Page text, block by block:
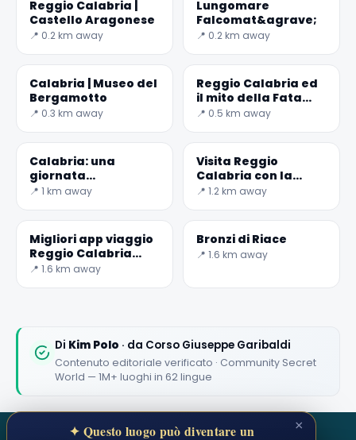
Reggio Calabria |
Castello Aragonese
📍 0.2 km away
Lungomare
Falcomat&agrave;
📍 0.2 km away
Calabria | Museo del
Bergamotto
📍 0.3 km away
Reggio Calabria ed
il mito della Fata
Morgana
📍 0.5 km away
Calabria: una
giornata
emozionante come
di Giunchi
📍 1 km away
Visita Reggio
Calabria con la
musica: il MuStruMu
📍 1.2 km away
Migliori app viaggio
Reggio Calabria
2026: top 5 da non
📍 1.6 km away
Bronzi di Riace
📍 1.6 km away
Di Kim Polo · da Corso Giuseppe Garibaldi
Contenuto editoriale verificato · Community Secret
World — 1M+ luoghi in 62 lingue
🏆🏆 #1 Trip Planner 2026
Rated best travel app worldwide
★★★★★
×
✦ Questo luogo può diventare un